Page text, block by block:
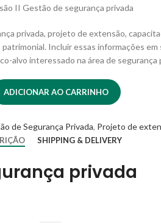
II Gestão de segurança privada
privada, projeto de extensão,
Incluir essas informações
alvo interessado na área de segurança
ADICIONAR AO CARRINHO
de Segurança Privada, Projeto de
SHIPPING & DELIVERY
privada